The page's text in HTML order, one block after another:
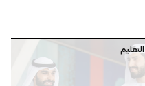
التعليم